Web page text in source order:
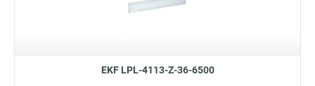
EKF LPL-4113-Z-36-6500